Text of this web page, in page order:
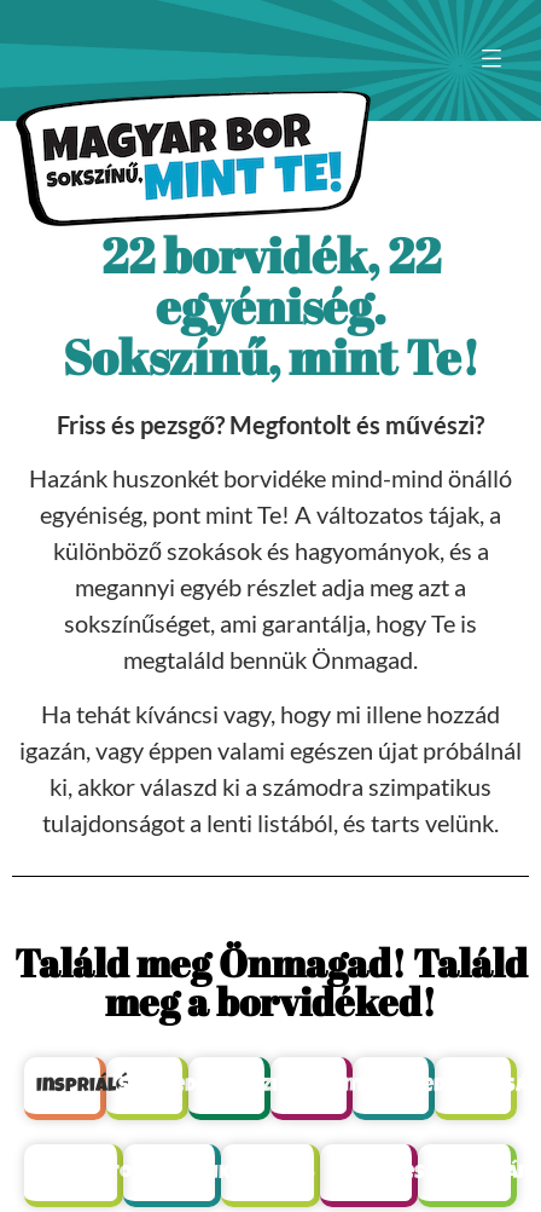
22 borvidék, 22
egyéniség.
Sokszínű, mint Te!
Friss és pezsgő? Megfontolt és művészi?
Hazánk huszonkét borvidéke mind-mind önálló
egyéniség, pont mint Te! A változatos tájak, a
különböző szokások és hagyományok, és a
megannyi egyéb részlet adja meg azt a
sokszínűséget, ami garantálja, hogy Te is
megtaláld bennük Önmagad.
Ha tehát kíváncsi vagy, hogy mi illene hozzád
igazán, vagy éppen valami egészen újat próbálnál
ki, akkor válaszd ki a számodra szimpatikus
tulajdonságot a lenti listából, és tarts velünk.
Találd meg Önmagad! Találd
meg a borvidéked!
InspriálóSzenvedélyesMűvészi MegfontoltKönnyed
Titokzatos HarmonikusStílusos Rejtélyes